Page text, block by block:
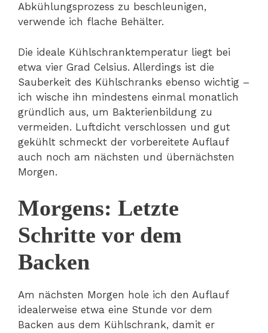
Abkühlungsprozess zu beschleunigen,
verwende ich flache Behälter.
Die ideale Kühlschranktemperatur liegt bei
etwa vier Grad Celsius. Allerdings ist die
Sauberkeit des Kühlschranks ebenso wichtig –
ich wische ihn mindestens einmal monatlich
gründlich aus, um Bakterienbildung zu
vermeiden. Luftdicht verschlossen und gut
gekühlt schmeckt der vorbereitete Auflauf
auch noch am nächsten und übernächsten
Morgen.
Morgens: Letzte
Schritte vor dem
Backen
Am nächsten Morgen hole ich den Auflauf
idealerweise etwa eine Stunde vor dem
Backen aus dem Kühlschrank, damit er